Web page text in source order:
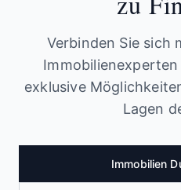
Verbinden Sie sich
exklusive
Lagen
Immobilien